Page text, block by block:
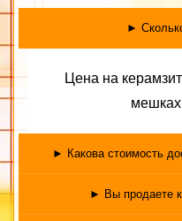
►
Цена на
► Какова стоимость
► Вы продаете